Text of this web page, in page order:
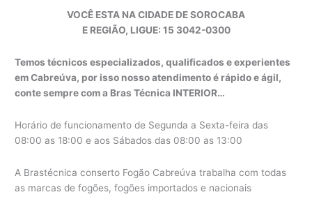
VOCÊ ESTA NA CIDADE DE SOROCABA
E REGIÃO, LIGUE: 15 3042-0300
Temos técnicos especializados, qualificados e experientes
em Cabreúva, por isso nosso atendimento é rápido e ágil,
conte sempre com a Bras Técnica INTERIOR…
Horário de funcionamento de Segunda a Sexta-feira das
08:00 as 18:00 e aos Sábados das 08:00 as 13:00
A Brastécnica conserto Fogão Cabreúva trabalha com todas
as marcas de fogões, fogões importados e nacionais